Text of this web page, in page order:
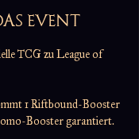
EVENT
TCG zu League of
1 Riftbound-Booster
Booster garantiert.